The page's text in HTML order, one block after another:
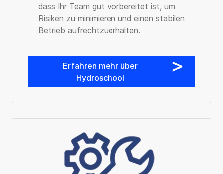
dass Ihr Team gut vorbereitet ist, um
Risiken zu minimieren und einen stabilen
Betrieb aufrechtzuerhalten.
Erfahren mehr über
Hydroschool